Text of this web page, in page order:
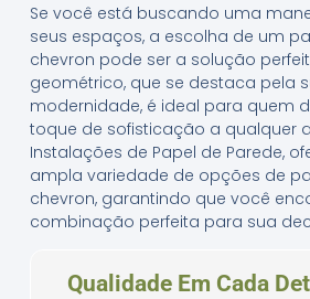
Se você está buscando uma
seus espaços, a escolha de um
chevron pode ser a solução
geométrico, que se destaca pela
modernidade, é ideal para quem
toque de sofisticação a qualquer
Instalações de Papel de Parede,
ampla variedade de opções de
chevron, garantindo que você
combinação perfeita para sua
Qualidade Em Cada